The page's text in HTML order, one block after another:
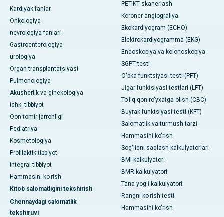
Kardiyak fanlar
Onkologiya
nevrologiya fanlari
Gastroenterologiya
urologiya
Organ transplantatsiyasi
Pulmonologiya
Akusherlik va ginekologiya
ichki tibbiyot
Qon tomir jarrohligi
Pediatriya
Kosmetologiya
Profilaktik tibbiyot
Integral tibbiyot
Hammasini ko'rish
Kitob salomatligini tekshirish
Chennaydagi salomatlik
tekshiruvi
PET-KT skanerlash
Koroner angiografiya
Ekokardiyogram (ECHO)
Elektrokardiyogramma (EKG)
Endoskopiya va kolonoskopiya
SGPT testi
O'pka funktsiyasi testi (PFT)
Jigar funktsiyasi testlari (LFT)
To'liq qon ro'yxatga olish (CBC)
Buyrak funktsiyasi testi (KFT)
Salomatlik va turmush tarzi
Hammasini ko'rish
Sog'liqni saqlash kalkulyatorlari
BMI kalkulyatori
BMR kalkulyatori
Tana yog'i kalkulyatori
Rangni ko'rish testi
Hammasini ko'rish